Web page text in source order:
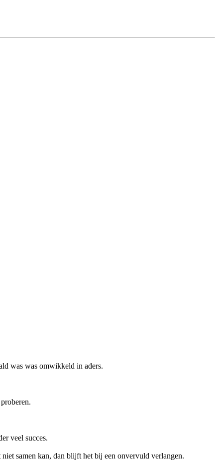
was was omwikkeld in aders.
veel succes.
samen kan, dan blijft het bij een onvervuld verlangen.